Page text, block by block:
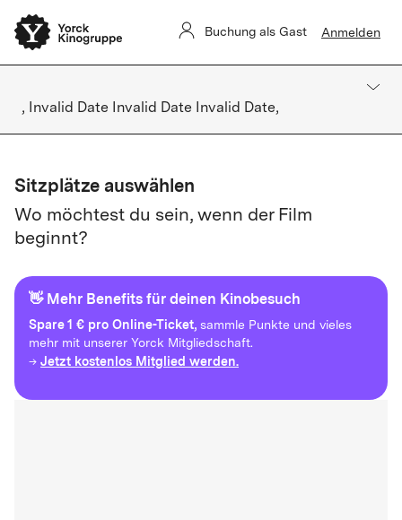
Buchung als Gast Anmelden
, Invalid Date Invalid Date Invalid Date,
Sitzplätze auswählen
Wo möchtest du sein, wenn der Film
beginnt?
👋 Mehr Benefits für deinen Kinobesuch
Spare1 € pro Online-Ticket, sammle Punkte und vieles
mehr mit unserer Yorck Mitgliedschaft.
→ Jetzt kostenlos Mitglied werden.